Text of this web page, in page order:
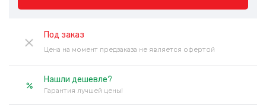
Под заказ
Цена на момент предзаказа не является офертой
Нашли дешевле?
Гарантия лучшей цены!